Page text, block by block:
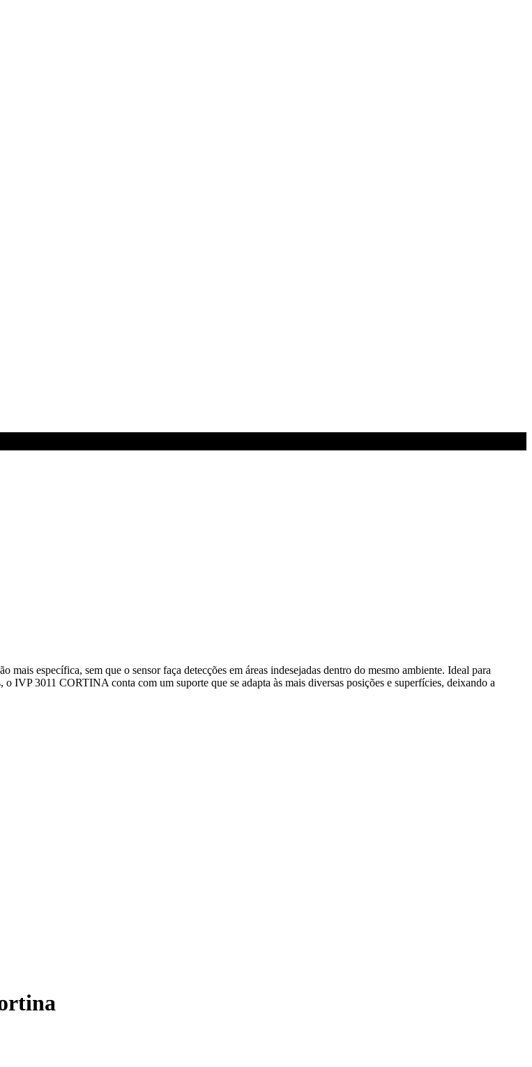
específica, sem que o sensor faça detecções em áreas indesejadas dentro do mesmo ambiente. Ideal para
IVP 3011 CORTINA conta com um suporte que se adapta às mais diversas posições e superfícies, deixando a